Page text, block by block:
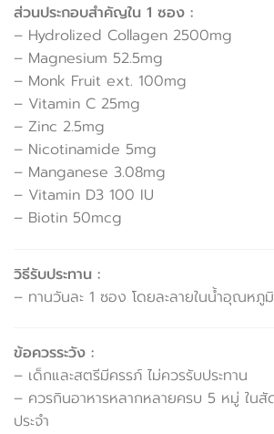
ส่วนประกอบสำคัญใน 1 ซอง :
– Hydrolized Collagen 2500mg
– Magnesium 52.5mg
– Monk Fruit ext. 100mg
– Vitamin C 25mg
– Zinc 2.5mg
– Nicotinamide 5mg
– Manganese 3.08mg
– Vitamin D3 100 IU
– Biotin 50mcg
วิธีรับประทาน :
– ทานวันละ 1 ซอง โดยละลายในน้ำอุณห
ข้อควรระวัง :
– เด็กและสตรีมีครรภ์ ไม่ควรรับประทาน
– ควรกินอาหารหลากหลายครบ 5 หมู่ ในสั
ประจำ